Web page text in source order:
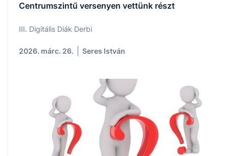
Centrumszintű versenyen vettünk részt
III. Digitális Diák Derbi
2026. márc. 26. Seres István